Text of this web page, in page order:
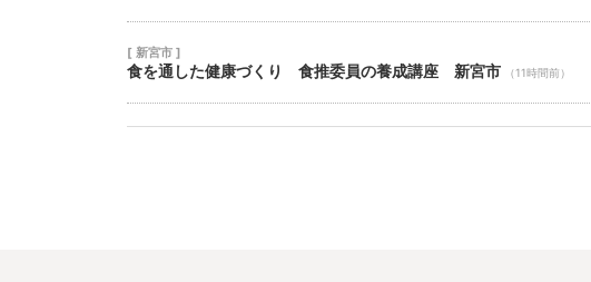
[ 新宮市 ]
食を通した健康づくり 食推委員の養成講座 新宮市 （11時間前）